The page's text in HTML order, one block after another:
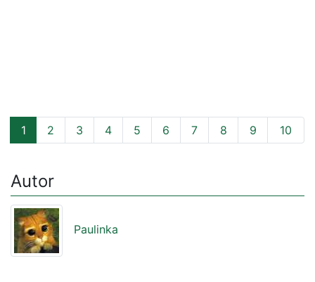
1 2 3 4 5 6 7 8 9 10
Autor
Paulinka